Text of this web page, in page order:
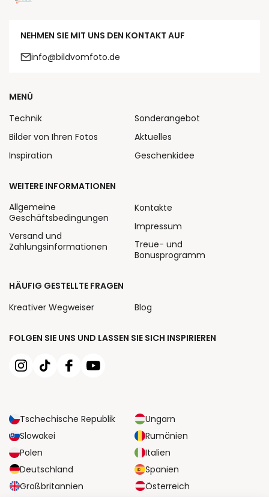
NEHMEN SIE MIT UNS DEN KONTAKT AUF
info@bildvomfoto.de
FOLGEN SIE UNS UND LASSEN SIE SICH INSPIRIEREN
Tschechische Republik
Ungarn
Slowakei
Rumänien
Polen
Italien
Deutschland
Spanien
Großbritannien
Österreich
MENÜ
Technik
Bilder von Ihren Fotos
Inspiration
Sonderangebot
Aktuelles
Geschenkidee
WEITERE INFORMATIONEN
Allgemeine
Geschäftsbedingungen
Versand und
Zahlungsinformationen
Kontakte
Impressum
Treue- und
Bonusprogramm
HÄUFIG GESTELLTE FRAGEN
Kreativer Wegweiser
Blog